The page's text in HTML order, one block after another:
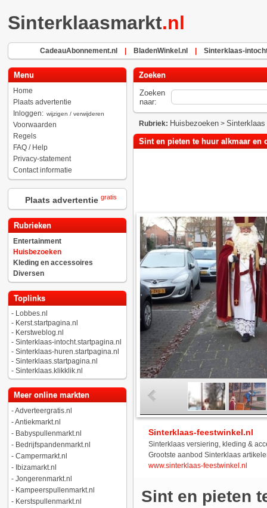
Sinterklaasmarkt.nl
CadeauAbonnement.nl BladenWinkel.nl Sinterklaas-
Menu
Home
Plaats advertentie
Inloggen: wijzigen / verwijderen
Voorwaarden
Regels
FAQ / Help
Privacy-statement
Contact informatie
Plaats advertentie gratis
Rubrieken
Entertainment
Huisbezoeken
Kleding en accessoires
Diversen
Toplinks
- Lobbes.nl
- Kerst.startpagina.nl
- Kerstweblog.nl
- Sinterklaas-intocht.startpagina.nl
- Sinterklaas-huren.startpagina.nl
- Sinterklaas.startpagina.nl
- Sinterklaas.klikklik.nl
Meer online markten
-Adverteergratis.nl
-Antiekmarkt.nl
- Babyspullenmarkt.nl
- Bedrijfspandenmarkt.nl
- Campermarkt.nl
- Ibizamarkt.nl
- Jongerenmarkt.nl
- Kampeerspullenmarkt.nl
- Kerstspullenmarkt.nl
Zoeken
Zoeken
naar:
Rubriek: Huisbezoeken> Sinterklaas
Sint en pieten te huur alkmaar en
Sinterklaas-feestwinkel.nl
Sinterklaas versiering, kleding &
Grootste aanbod Sinterklaas
www.sinterklaas-feestwinkel.nl
Sint en pieten